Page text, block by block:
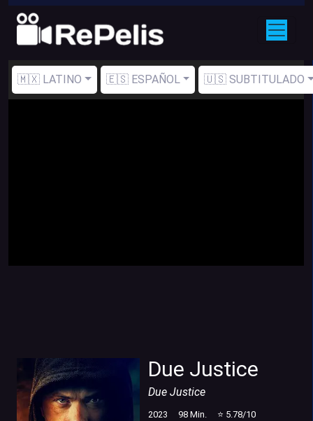
🇲🇽 LATINO 🇪🇸 ESPAÑOL 🇺🇸 SUBTITULADO
Due Justice
Due Justice
2023 98 Min. ⭐ 5.78/10